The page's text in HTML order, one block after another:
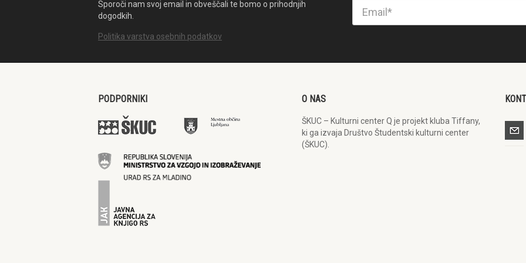
Sporoči nam svoj email in obveščali te bomo o prihodnjih
dogodkih.
Politika varstva osebnih podatkov
PODPORNIKI O NAS
ŠKUC – Kulturni center Q je projekt kluba Tiffany,
ki ga izvaja Društvo Študentski kulturni center
(ŠKUC).